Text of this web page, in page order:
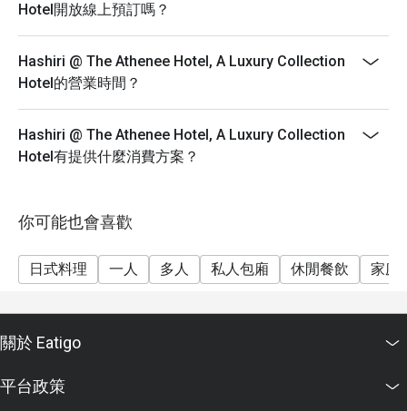
Hotel開放線上預訂嗎？
Hashiri @ The Athenee Hotel, A Luxury Collection
Hotel的營業時間？
Hashiri @ The Athenee Hotel, A Luxury Collection
Hotel有提供什麼消費方案？
你可能也會喜歡
日式料理 一人 多人 私人包廂 休閒餐飲 家庭
關於 Eatigo
平台政策